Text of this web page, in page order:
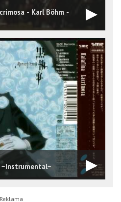
- Karl Böhm -